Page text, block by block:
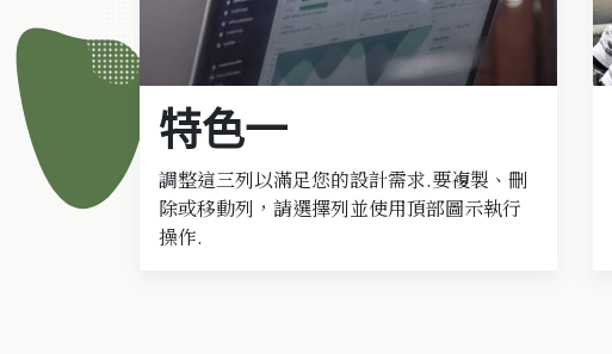
特色一
調整這三列以滿足您的設計需求.要複製、刪
除或移動列，請選擇列並使用頂部圖示執行
操作.